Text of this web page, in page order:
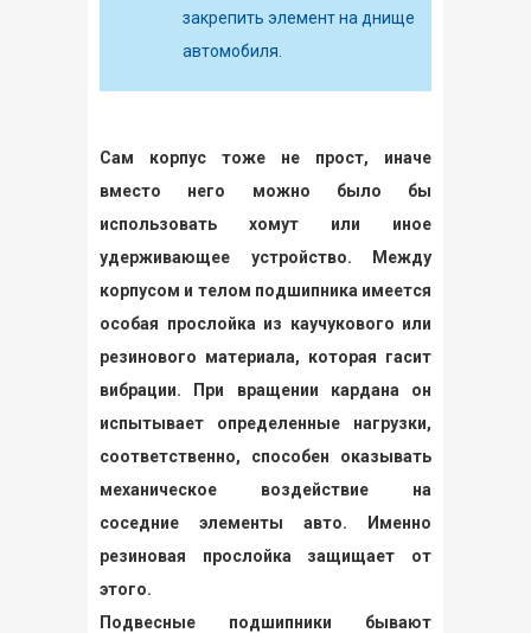
закрепить элемент на днище
автомобиля.
Сам корпус тоже не прост, иначе
вместо него можно было бы
использовать хомут или иное
удерживающее устройство. Между
корпусом и телом подшипника имеется
особая прослойка из каучукового или
резинового материала, которая гасит
вибрации. При вращении кардана он
испытывает определенные нагрузки,
соответственно, способен оказывать
механическое воздействие на
соседние элементы авто. Именно
резиновая прослойка защищает от
этого.
Подвесные подшипники бывают